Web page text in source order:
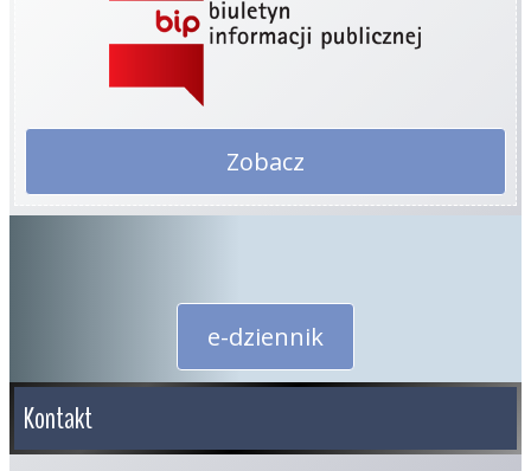
Zobacz
e-dziennik
Kontakt